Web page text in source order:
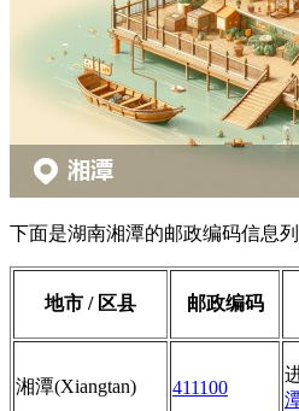
下面是湖南湘潭的邮政编码信息列
地市 / 区县 邮政编码
湘潭(Xiangtan) 411100